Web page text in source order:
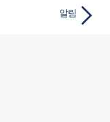
알림